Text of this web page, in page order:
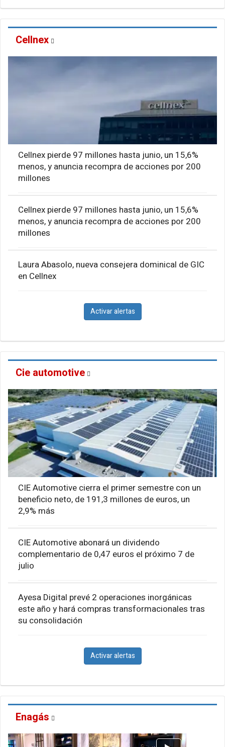
Cellnex
Cellnex pierde 97 millones hasta junio, un 15,6%
menos, y anuncia recompra de acciones por 200
millones
Cellnex pierde 97 millones hasta junio, un 15,6%
menos, y anuncia recompra de acciones por 200
millones
Laura Abasolo, nueva consejera dominical de GIC
en Cellnex
Activar alertas
Cie automotive
CIE Automotive cierra el primer semestre con un
beneficio neto, de 191,3 millones de euros, un
2,9% más
CIE Automotive abonará un dividendo
complementario de 0,47 euros el próximo 7 de
julio
Ayesa Digital prevé 2 operaciones inorgánicas
este año y hará compras transformacionales tras
su consolidación
Activar alertas
Enagás